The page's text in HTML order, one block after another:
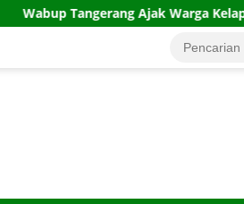
Ajak Warga Kelapa Dua